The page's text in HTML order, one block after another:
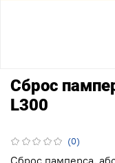
(0)
Сброс
L300
Сброс памперса,